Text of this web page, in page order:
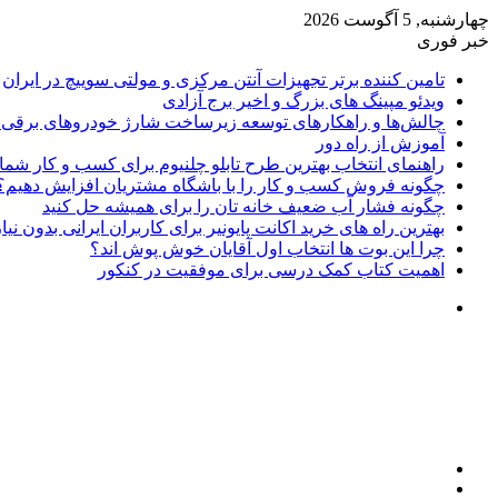
چهارشنبه, 5 آگوست 2026
خبر فوری
تامین کننده برتر تجهیزات آنتن مرکزی و مولتی سوییچ در ایران
ویدئو مپینگ های بزرگ و اخیر برج آزادی
چالش‌ها و راهکارهای توسعه زیرساخت شارژ خودروهای برقی
آموزش از راه دور
راهنمای انتخاب بهترین طرح تابلو چلنیوم برای کسب و کار شما
چگونه فروش کسب و کار را با باشگاه مشتریان افزایش
چگونه فشار آب ضعیف خانه تان را برای همیشه حل کنید
بهترین راه های خرید اکانت پایونیر برای کاربران ایرانی بدون
چرا این بوت ها انتخاب اول آقایان خوش پوش اند؟
اهمیت کتاب کمک درسی برای موفقیت در کنکور